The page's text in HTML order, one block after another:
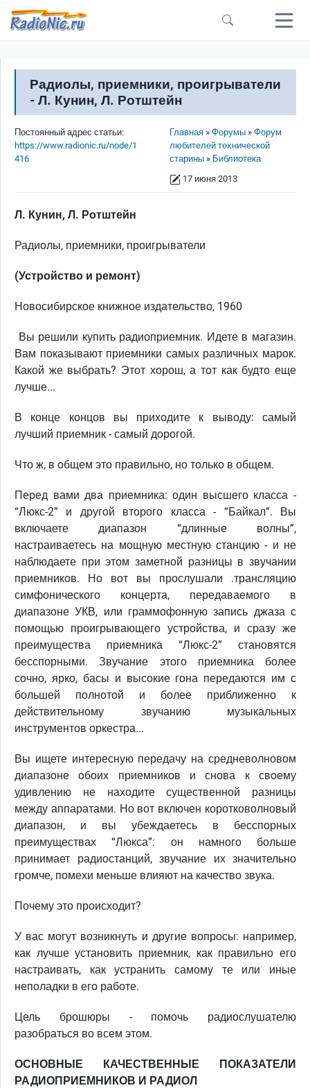
Перейти к основному содержанию
Радиолы, приемники, проигрыватели
- Л. Кунин, Л. Ротштейн
Строка навигации
Главная Форумы
Форум
любителей технической
старины
Библиотека
17 июня 2013
Постоянный адрес статьи:
https://www.radionic.ru/node/1
416
Л. Кунин, Л. Ротштейн
Радиолы, приемники, проигрыватели
(Устройство и ремонт)
Новосибирское книжное издательство, 1960
Вы решили купить радиоприемник. Идете в магазин.
Вам показывают приемники самых различных марок.
Какой же выбрать? Этот хорош, а тот как будто еще
лучше...
В конце концов вы приходите к выводу: самый
лучший приемник - самый дорогой.
Что ж, в общем это правильно, но только в общем.
Перед вами два приемника: один высшего класса -
“Люкс-2” и другой второго класса - “Байкал”. Вы
включаете диапазон “длинные волны”,
настраиваетесь на мощную местную станцию - и не
наблюдаете при этом заметной разницы в звучании
приемников. Но вот вы прослушали .трансляцию
симфонического концерта, передаваемого в
диапазоне УКВ, или граммофонную запись джаза с
помощью проигрывающего устройства, и сразу же
преимущества приемника “Люкс-2” становятся
бесспорными. Звучание этого приемника более
сочно, ярко, басы и высокие гона передаются им с
большей полнотой и более приближенно к
действительному звучанию музыкальных
инструментов оркестра...
Вы ищете интересную передачу на средневолновом
диапазоне обоих приемников и снова к своему
удивлению не находите существенной разницы
между аппаратами. Но вот включен коротковолновый
диапазон, и вы убеждаетесь в бесспорных
преимуществах “Люкса”: он намного больше
принимает радиостанций, звучание их значительно
громче, помехи меньше влияют на качество звука.
Почему это происходит?
У вас могут возникнуть и другие вопросы: например,
как лучше установить приемник, как правильно его
настраивать, как устранить самому те или иные
неполадки в его работе.
Цель брошюры - помочь радиослушателю
разобраться во всем этом.
ОСНОВНЫЕ КАЧЕСТВЕННЫЕ ПОКАЗАТЕЛИ
РАДИОПРИЕМНИКОВ И РАДИОЛ